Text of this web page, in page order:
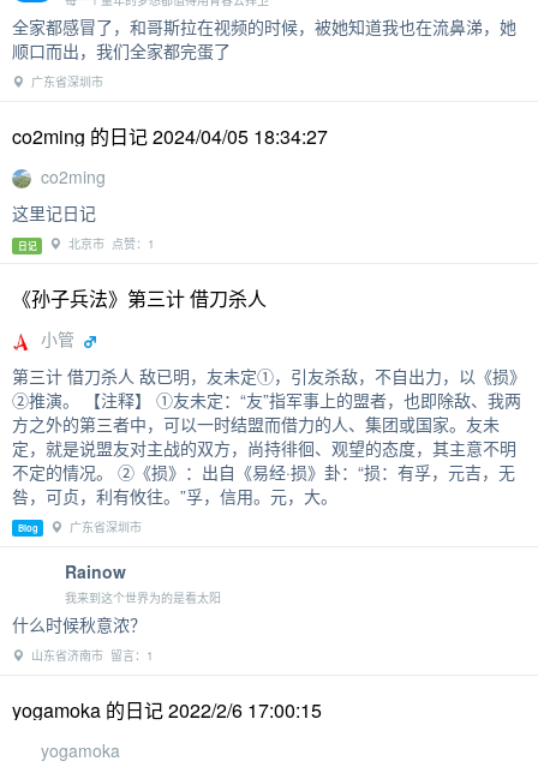
全家都感冒了，和哥斯拉在视频的时候，被她知道我也在流鼻涕，她
顺口而出，我们全家都完蛋了
广东省深圳市
co2ming 的日记 2024/04/05 18:34:27
co2ming
这里记日记
日记 北京市 点赞：1
《孙子兵法》第三计 借刀杀人
小管
第三计 借刀杀人 敌已明，友未定①，引友杀敌，不自出力，以《损》
②推演。 【注释】 ①友未定：“友”指军事上的盟者，也即除敌、我两
方之外的第三者中，可以一时结盟而借力的人、集团或国家。友未
定，就是说盟友对主战的双方，尚持徘徊、观望的态度，其主意不明
不定的情况。 ②《损》：出自《易经·损》卦：“损：有孚，元吉，无
咎，可贞，利有攸往。”孚，信用。元，大。
Blog 广东省深圳市
Rainow
我来到这个世界为的是看太阳
什么时候秋意浓？
山东省济南市 留言：1
yogamoka 的日记 2022/2/6 17:00:15
yogamoka